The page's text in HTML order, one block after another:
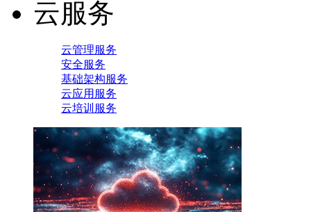
云服务
云管理服务
安全服务
基础架构服务
云应用服务
云培训服务